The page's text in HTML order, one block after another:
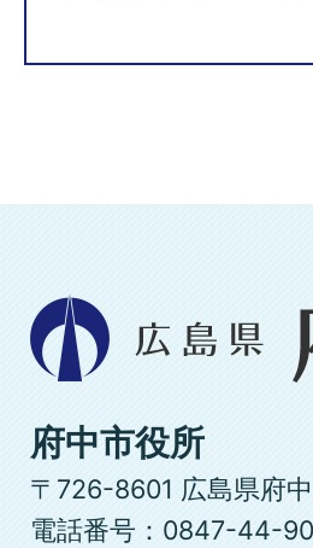
広
島
県
府
中
市
府中市役所
〒726-8601 広島県府
電話番号：0847-44-